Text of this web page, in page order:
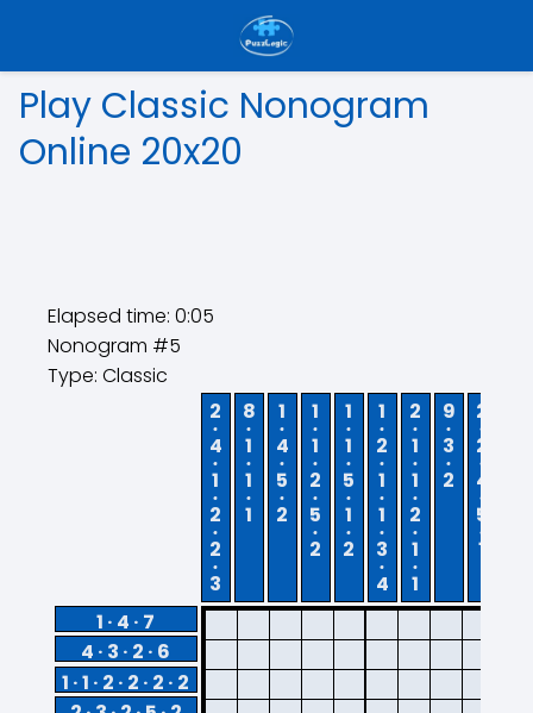
Play Classic Nonogram
Online 20x20
Elapsed time: 0:06
Nonogram #5
Type: Classic
2
4
1
2
2
3
8
1
1
1
1
4
5
2
1
1
2
5
2
1
1
5
1
2
1
2
1
1
3
4
2
1
1
2
1
1
9
3
2
2
2
4
5
1
1 · 4 · 7
4 · 3 · 2 · 6
1 · 1 · 2 · 2 · 2 · 2